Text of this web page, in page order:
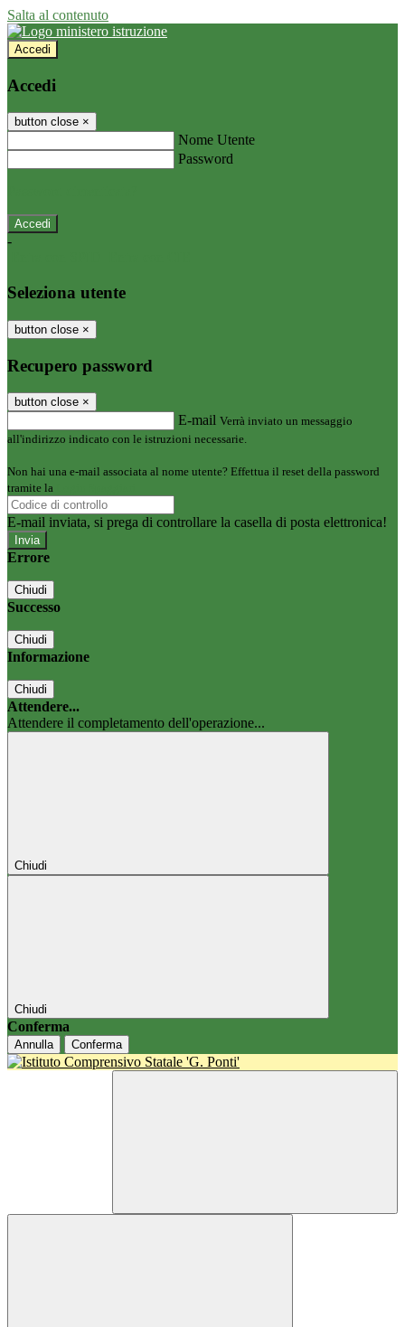
Salta al contenuto
Accedi
Accedi
button close ×
Nome Utente
Password
-
Seleziona utente
button close ×
Recupero password
button close ×
E-mail Verrà inviato un messaggio
all'indirizzo indicato con le istruzioni necessarie.
Non hai una e-mail associata al nome utente? Effettua il reset della password
tramite la
E-mail inviata, si prega di controllare la casella di posta elettronica!
Errore
Chiudi
Successo
Chiudi
Informazione
Chiudi
Attendere...
Attendere il completamento dell'operazione...
Chiudi
Chiudi
Conferma
Annulla Conferma